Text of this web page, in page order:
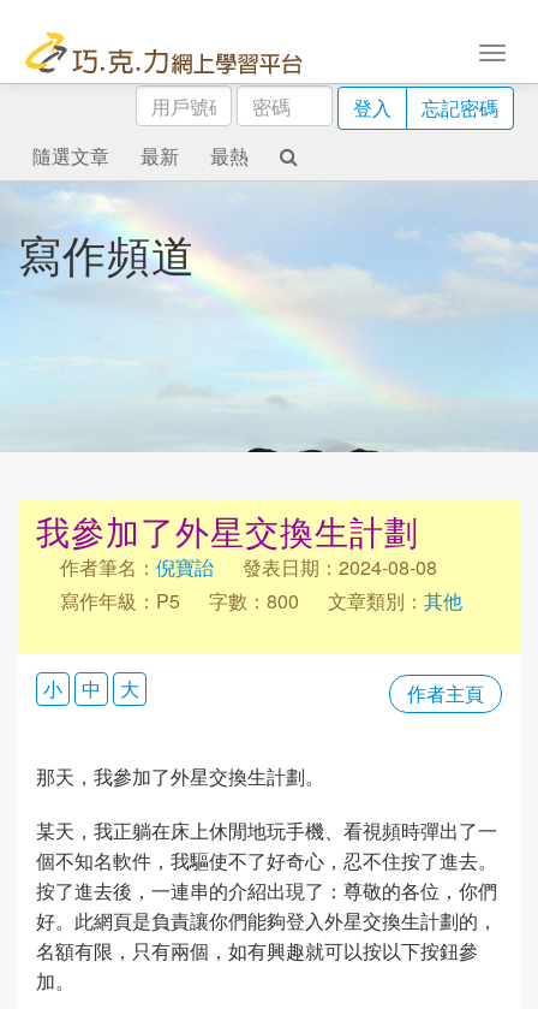
用
戶
號
碼
密
碼
登入
忘記密碼
隨選文章
最新 最熱
寫作頻道
我參加了外星交換生計劃
作者筆名： 倪寶詒
發表日期：2024-08-08
寫作年級：P5
字數：800 文章類別： 其他
作者主頁
小 中 大
那天，我參加了外星交換生計劃。
某天，我正躺在床上休閒地玩手機、看視頻時彈出了一
個不知名軟件，我驅使不了好奇心，忍不住按了進去。
按了進去後，一連串的介紹出現了：尊敬的各位，你們
好。此網頁是負責讓你們能夠登入外星交換生計劃的，
名額有限，只有兩個，如有興趣就可以按以下按鈕參
加。